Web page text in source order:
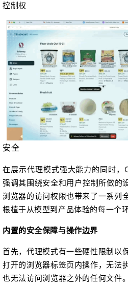
控制权
安全
在展示代理模式强大能力的同时
强调其围绕安全和用户控制所做的
浏览器的访问权限也带来了一系列
根植于从模型到产品体验的每一个
内置的安全保障与操作边界
首先，代理模式有一些硬性限制以
打开的浏览器标签页内操作，无法
也无法访问浏览器之外的任何文件